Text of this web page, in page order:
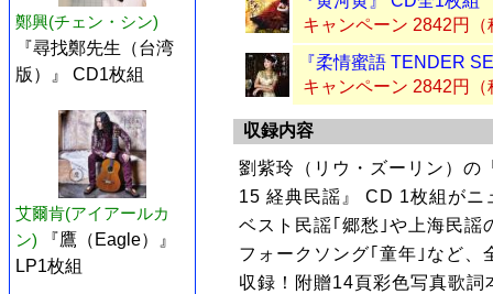
鄭興(チェン・シン)
『尋找鄭先生（台湾
版）』 CD1枚組
艾爾肯(アイアールカ
ン)
『鷹（Eagle）』
LP1枚組
キャンペーン 2842円（
『柔情蜜語 TENDER
キャンペーン 2842円（
収録内容
劉紫玲（リウ・ズーリン）の
15 経典民謡』 CD 1枚組がニ
ベスト民謡｢郷愁｣や上海民謡
フォークソング｢童年｣など
収録！附贈14頁彩色写真歌詞